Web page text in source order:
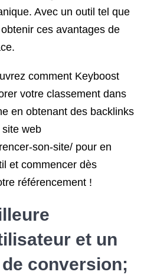
Avec un outil tel que
ces avantages de
comment Keyboost
votre classement dans
en obtenant des backlinks
web
son-site/ pour en
et commencer dès
référencement !
et un
conversion;